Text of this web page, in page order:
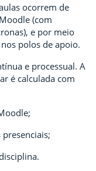
ocorrem de
(com
e por meio
polos de apoio.
e processual. A
é calculada com